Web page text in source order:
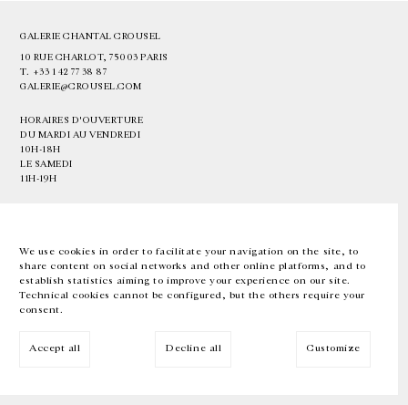
We use cookies in order to facilitate your navigation on the site, to
share content on social networks and other online platforms, and to
establish statistics aiming to improve your experience on our site.
Technical cookies cannot be configured, but the others require your
consent.
Accept all Decline all Customize
GALERIE CHANTAL CROUSEL
10 RUE CHARLOT, 75003 PARIS
T. +33 1 42 77 38 87
GALERIE@CROUSEL.COM
HORAIRES D'OUVERTURE
DU MARDI AU VENDREDI
10H-18H
LE SAMEDI
11H-19H
EN FR 中文 Facebook Instagram
Inscrivez-vous à notre newsletter